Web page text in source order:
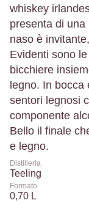
whiskey
presenta di una
naso è
Evidenti sono
bicchiere
legno. In
sentori legnosi
componente
Bello il finale
e legno.
Distilleria
Teeling
Formato
0,70 L